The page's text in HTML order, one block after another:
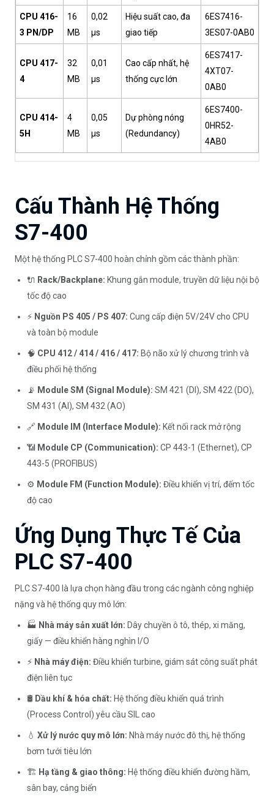
CPU 416-
3 PN/DP
16
MB
0,02
µs
Hiệu suất cao, đa
giao tiếp
6ES7416-
3ES07-0AB0
CPU 417-
4
32
MB
0,01
µs
Cao cấp nhất, hệ
thống cực lớn
6ES7417-
4XT07-
0AB0
CPU 414-
5H
4
MB
0,05
µs
Dự phòng nóng
(Redundancy)
6ES7400-
0HR52-
4AB0
Cấu Thành Hệ Thống
S7-400
Một hệ thống PLC S7-400 hoàn chỉnh gồm các thành phần:
🔌 Rack/Backplane: Khung gắn module, truyền dữ liệu nội bộ
tốc độ cao
⚡ Nguồn PS 405 / PS 407: Cung cấp điện 5V/24V cho CPU
và toàn bộ module
🧠 CPU 412 / 414 / 416 / 417: Bộ não xử lý chương trình và
điều phối hệ thống
📡 Module SM (Signal Module): SM 421 (DI), SM 422 (DO),
SM 431 (AI), SM 432 (AO)
🔗 Module IM (Interface Module): Kết nối rack mở rộng
📶 Module CP (Communication): CP 443-1 (Ethernet), CP
443-5 (PROFIBUS)
⚙️ Module FM (Function Module): Điều khiển vị trí, đếm tốc
độ cao
Ứng Dụng Thực Tế Của
PLC S7-400
PLC S7-400 là lựa chọn hàng đầu trong các ngành công nghiệp
nặng và hệ thống quy mô lớn:
🏭 Nhà máy sản xuất lớn: Dây chuyền ô tô, thép, xi măng,
giấy — điều khiển hàng nghìn I/O
⚡ Nhà máy điện: Điều khiển turbine, giám sát công suất phát
điện liên tục
🛢️ Dầu khí & hóa chất: Hệ thống điều khiển quá trình
(Process Control) yêu cầu SIL cao
💧 Xử lý nước quy mô lớn: Nhà máy nước đô thị, hệ thống
bơm tưới tiêu lớn
🏗️ Hạ tầng & giao thông: Hệ thống điều khiển đường hầm,
sân bay, cảng biển